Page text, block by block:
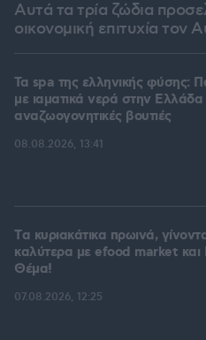
Αυτά τα τρία ζώδια
οικονομική επιτυχία τον
Τα spa της ελληνικής φύσης:
με ιαματικά νερά στην Ελλάδα
αναζωογονητικές βουτιές
08.08.2026, 13:41
Tα κυριακάτικα πρωινά,
καλύτερα με efood market
Θέμα!
07.08.2026, 12:25